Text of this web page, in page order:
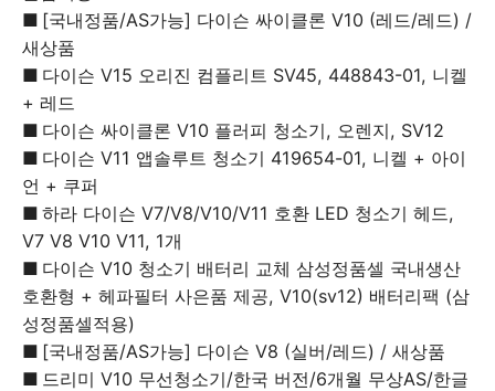
[국내정품/AS가능] 다이슨 싸이클론 V10 (레드/레드) /
새상품
다이슨 V15 오리진 컴플리트 SV45, 448843-01, 니켈
+ 레드
다이슨 싸이클론 V10 플러피 청소기, 오렌지, SV12
다이슨 V11 앱솔루트 청소기 419654-01, 니켈 + 아이
언 + 쿠퍼
하라 다이슨 V7/V8/V10/V11 호환 LED 청소기 헤드,
V7 V8 V10 V11, 1개
다이슨 V10 청소기 배터리 교체 삼성정품셀 국내생산
호환형 + 헤파필터 사은품 제공, V10(sv12) 배터리팩 (삼
성정품셀적용)
[국내정품/AS가능] 다이슨 V8 (실버/레드) / 새상품
드리미 V10 무선청소기/한국 버전/6개월 무상AS/한글